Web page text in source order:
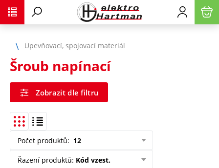
Upevňovací, spojovací materiál
Šroub napínací
Zobrazit dle filtru
Počet produktů: 12
Řazení produktů: Kód vzest.